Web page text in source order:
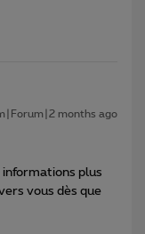
months ago
informations plus
vous dès que